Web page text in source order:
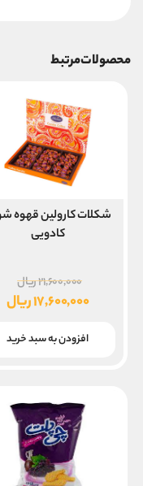
محصولات مرتبط
شکلات کارولین قهوه
کادویی
۲۱,۶۰۰,۰۰۰ریال
۱۷,۶۰۰,۰۰۰ریال
فعلی
افزودن به سبد خرید